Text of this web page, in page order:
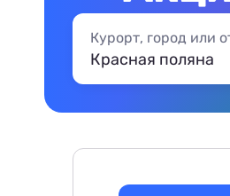
Курорт, город или